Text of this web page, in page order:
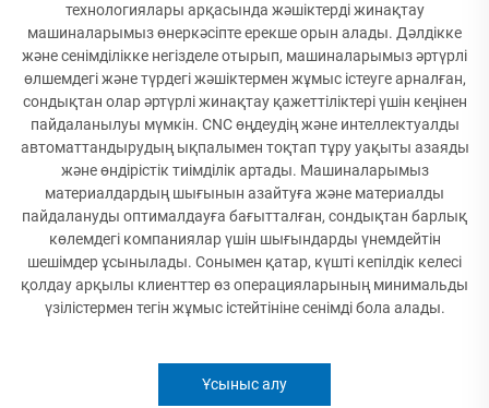
технологиялары арқасында жәшіктерді жинақтау
машиналарымыз өнеркәсіпте ерекше орын алады. Дәлдікке
және сенімділікке негізделе отырып, машиналарымыз әртүрлі
өлшемдегі және түрдегі жәшіктермен жұмыс істеуге арналған,
сондықтан олар әртүрлі жинақтау қажеттіліктері үшін кеңінен
пайдаланылуы мүмкін. CNC өңдеудің және интеллектуалды
автоматтандырудың ықпалымен тоқтап тұру уақыты азаяды
және өндірістік тиімділік артады. Машиналарымыз
материалдардың шығынын азайтуға және материалды
пайдалануды оптималдауға бағытталған, сондықтан барлық
көлемдегі компаниялар үшін шығындарды үнемдейтін
шешімдер ұсынылады. Сонымен қатар, күшті кепілдік келесі
қолдау арқылы клиенттер өз операцияларының минимальды
үзілістермен тегін жұмыс істейтініне сенімді бола алады.
Ұсыныс алу